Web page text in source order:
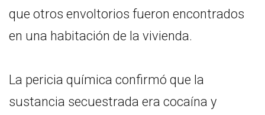
que otros envoltorios fueron encontrados
en una habitación de la vivienda.
La pericia química confirmó que la
sustancia secuestrada era cocaína y